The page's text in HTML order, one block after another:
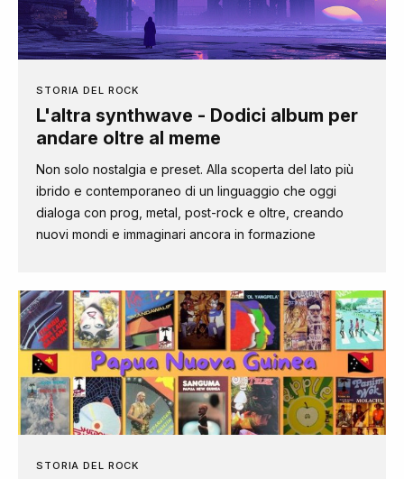
STORIA DEL ROCK
L'altra synthwave - Dodici album per
andare oltre al meme
Non solo nostalgia e preset. Alla scoperta del lato più
ibrido e contemporaneo di un linguaggio che oggi
dialoga con prog, metal, post-rock e oltre, creando
nuovi mondi e immaginari ancora in formazione
STORIA DEL ROCK